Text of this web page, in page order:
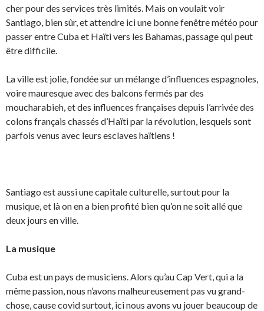
cher pour des services très limités. Mais on voulait voir
Santiago, bien sûr, et attendre ici une bonne fenêtre météo pour
passer entre Cuba et Haïti vers les Bahamas, passage qui peut
être difficile.
La ville est jolie, fondée sur un mélange d’influences espagnoles,
voire mauresque avec des balcons fermés par des
moucharabieh, et des influences françaises depuis l’arrivée des
colons français chassés d’Haïti par la révolution, lesquels sont
parfois venus avec leurs esclaves haïtiens !
Santiago est aussi une capitale culturelle, surtout pour la
musique, et là on en a bien profité bien qu’on ne soit allé que
deux jours en ville.
La musique
Cuba est un pays de musiciens. Alors qu’au Cap Vert, qui a la
même passion, nous n’avons malheureusement pas vu grand-
chose, cause covid surtout, ici nous avons vu jouer beaucoup de